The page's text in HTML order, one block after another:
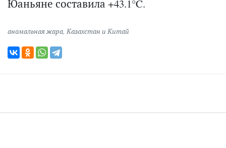
Юаньяне составила +43.1°C.
аномальная жара, Казахстан и Китай